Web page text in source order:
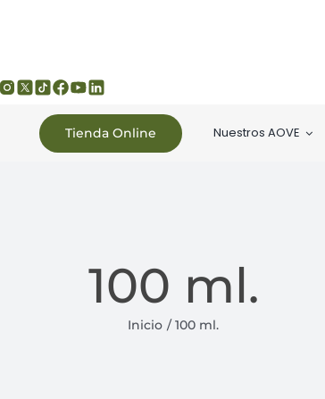
Tienda Online Nuestros AOVE
100 ml.
Inicio 100 ml.